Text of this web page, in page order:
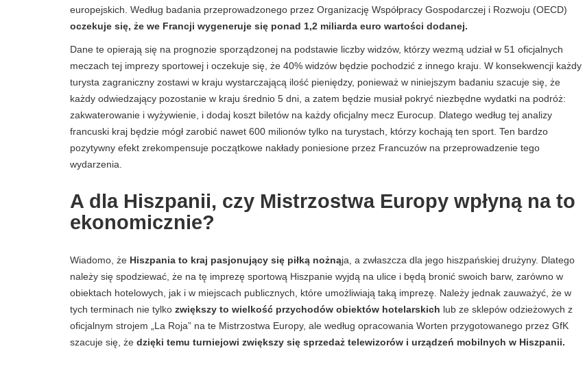
europejskich. Według badania przeprowadzonego przez Organizację Współpracy Gospodarczej i Rozwoju (OECD)
oczekuje się, że we Francji wygeneruje się ponad 1,2 miliarda euro wartości dodanej.
Dane te opierają się na prognozie sporządzonej na podstawie liczby widzów, którzy wezmą udział w 51 oficjalnych
meczach tej imprezy sportowej i oczekuje się, że 40% widzów będzie pochodzić z innego kraju. W konsekwencji każdy
turysta zagraniczny zostawi w kraju wystarczającą ilość pieniędzy, ponieważ w niniejszym badaniu szacuje się, że
każdy odwiedzający pozostanie w kraju średnio 5 dni, a zatem będzie musiał pokryć niezbędne wydatki na podróż:
zakwaterowanie i wyżywienie, i dodaj koszt biletów na każdy oficjalny mecz Eurocup. Dlatego według tej analizy
francuski kraj będzie mógł zarobić nawet 600 milionów tylko na turystach, którzy kochają ten sport. Ten bardzo
pozytywny efekt zrekompensuje początkowe nakłady poniesione przez Francuzów na przeprowadzenie tego
wydarzenia.
A dla Hiszpanii, czy Mistrzostwa Europy wpłyną na to
ekonomicznie?
Wiadomo, że Hiszpania to kraj pasjonujący się piłką nożnąja, a zwłaszcza dla jego hiszpańskiej drużyny. Dlatego
należy się spodziewać, że na tę imprezę sportową Hiszpanie wyjdą na ulice i będą bronić swoich barw, zarówno w
obiektach hotelowych, jak i w miejscach publicznych, które umożliwiają taką imprezę. Należy jednak zauważyć, że w
tych terminach nie tylko zwiększy to wielkość przychodów obiektów hotelarskich lub ze sklepów odzieżowych z
oficjalnym strojem „La Roja” na te Mistrzostwa Europy, ale według opracowania Worten przygotowanego przez GfK
szacuje się, że dzięki temu turniejowi zwiększy się sprzedaż telewizorów i urządzeń mobilnych w Hiszpanii.